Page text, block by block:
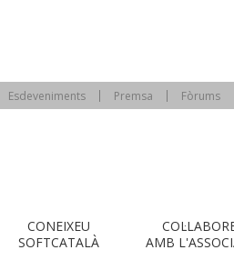
Esdeveniments Premsa Fòrums
CONEIXEU
SOFTCATALÀ
AMB